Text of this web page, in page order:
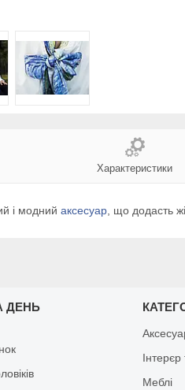
Характеристики
і модний аксесуар , що додасть
ДЕНЬ
Меблі